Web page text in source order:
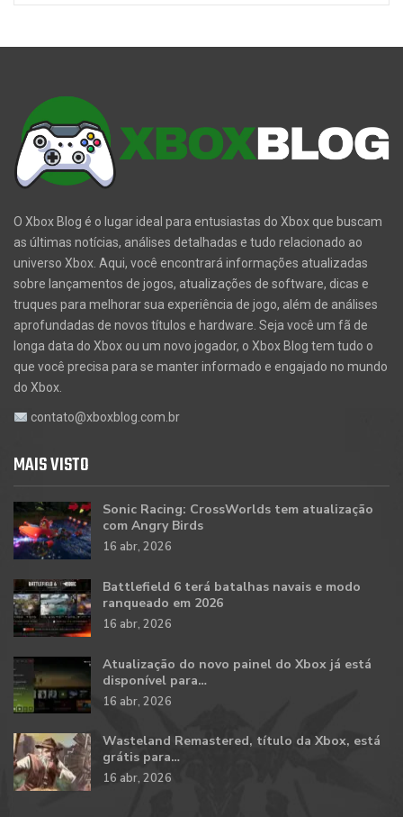
O Xbox Blog é o lugar ideal para entusiastas do Xbox que buscam
as últimas notícias, análises detalhadas e tudo relacionado ao
universo Xbox. Aqui, você encontrará informações atualizadas
sobre lançamentos de jogos, atualizações de software, dicas e
truques para melhorar sua experiência de jogo, além de análises
aprofundadas de novos títulos e hardware. Seja você um fã de
longa data do Xbox ou um novo jogador, o Xbox Blog tem tudo o
que você precisa para se manter informado e engajado no mundo
do Xbox.
contato@xboxblog.com.br
MAIS VISTO
Sonic Racing: CrossWorlds tem atualização
com Angry Birds
16 abr, 2026
Battlefield 6 terá batalhas navais e modo
ranqueado em 2026
16 abr, 2026
Atualização do novo painel do Xbox já está
disponível para…
16 abr, 2026
Wasteland Remastered, título da Xbox, está
grátis para…
16 abr, 2026